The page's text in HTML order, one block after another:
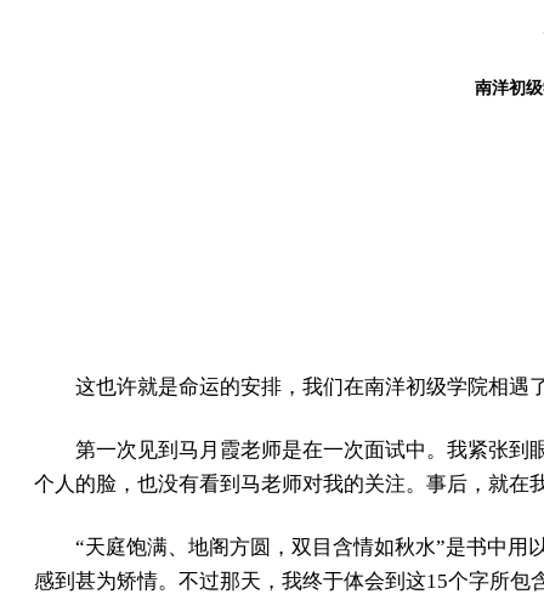
南洋初
这也许就是命运的安排，我们在南洋初级学院相遇
第一次见到马月霞老师是在一次面试中。我紧张到
个人的脸，也没有看到马老师对我的关注。事后，就
“天庭饱满、地阁方圆，双目含情如秋水”是书中
感到甚为矫情。不过那天，我终于体会到这15个字所